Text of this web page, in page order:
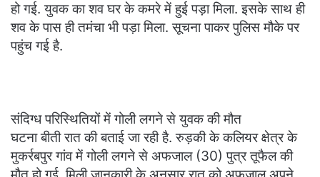
हो गई. युवक का शव घर के कमरे में हुई पड़ा मिला. इसके साथ ही
शव के पास ही तमंचा भी पड़ा मिला. सूचना पाकर पुलिस मौके पर
पहुंच गई है.
संदिग्ध परिस्थितियों में गोली लगने से युवक की मौत
घटना बीती रात की बताई जा रही है. रुड़की के कलियर क्षेत्र के
मुकर्रबपुर गांव में गोली लगने से अफजाल (30) पुत्र तूफैल की